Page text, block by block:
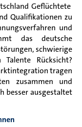
Geflüchtete
Qualifikationen zu
und
das deutsche
schwierige
Rücksicht?
tragen
zusammen und
besser ausgestaltet